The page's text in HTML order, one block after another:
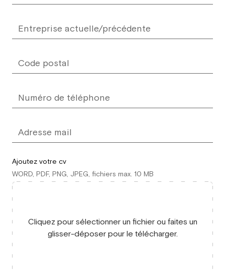
Ajoutez votre cv
WORD, PDF, PNG, JPEG, fichiers max. 10 MB
Cliquez pour sélectionner un fichier ou faites un
glisser-déposer pour le télécharger.